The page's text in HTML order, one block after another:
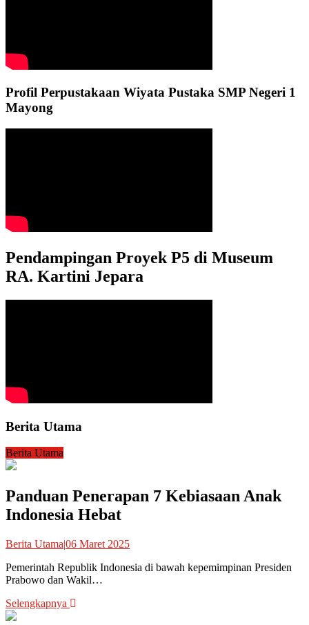
Profil Perpustakaan Wiyata Pustaka SMP Negeri 1
Mayong
Pendampingan Proyek P5 di Museum
RA. Kartini Jepara
Berita Utama
Berita Utama
Panduan Penerapan 7 Kebiasaan Anak
Indonesia Hebat
Berita Utama|06 Maret 2025
Pemerintah Republik Indonesia di bawah kepemimpinan Presiden
Prabowo dan Wakil…
Selengkapnya